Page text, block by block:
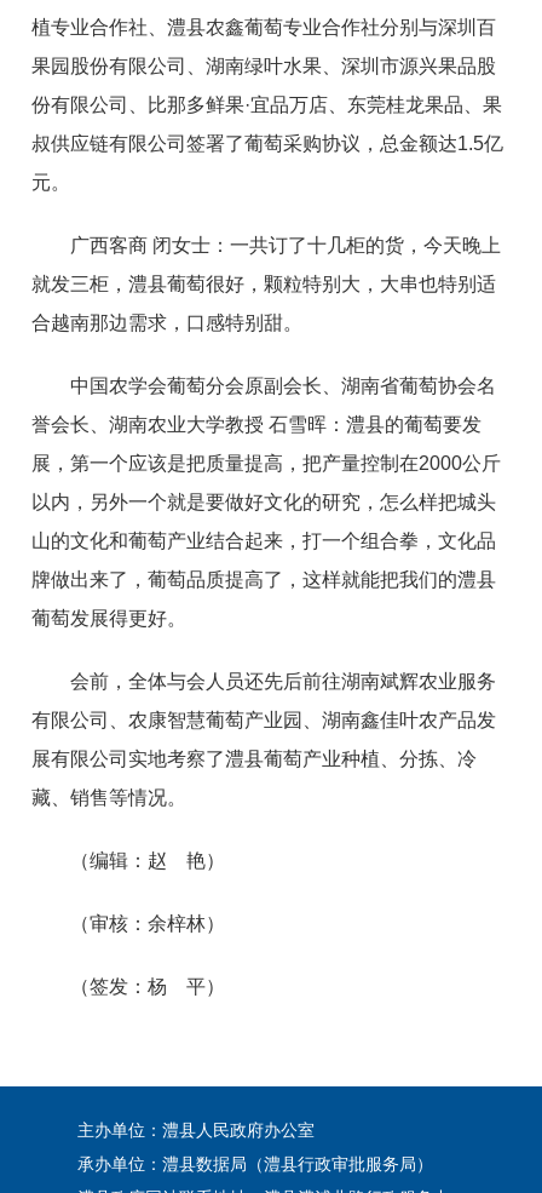
植专业合作社、澧县农鑫葡萄专业合作社分别与深圳百
果园股份有限公司、湖南绿叶水果、深圳市源兴果品股
份有限公司、比那多鲜果·宜品万店、东莞桂龙果品、果
叔供应链有限公司签署了葡萄采购协议，总金额达1.5亿
元。
广西客商 闭女士：一共订了十几柜的货，今天晚上
就发三柜，澧县葡萄很好，颗粒特别大，大串也特别适
合越南那边需求，口感特别甜。
中国农学会葡萄分会原副会长、湖南省葡萄协会名
誉会长、湖南农业大学教授 石雪晖：澧县的葡萄要发
展，第一个应该是把质量提高，把产量控制在2000公斤
以内，另外一个就是要做好文化的研究，怎么样把城头
山的文化和葡萄产业结合起来，打一个组合拳，文化品
牌做出来了，葡萄品质提高了，这样就能把我们的澧县
葡萄发展得更好。
会前，全体与会人员还先后前往湖南斌辉农业服务
有限公司、农康智慧葡萄产业园、湖南鑫佳叶农产品发
展有限公司实地考察了澧县葡萄产业种植、分拣、冷
藏、销售等情况。
（编辑：赵 艳）
（审核：余梓林）
（签发：杨 平）
主办单位：澧县人民政府办公室
承办单位：澧县数据局（澧县行政审批服务局）